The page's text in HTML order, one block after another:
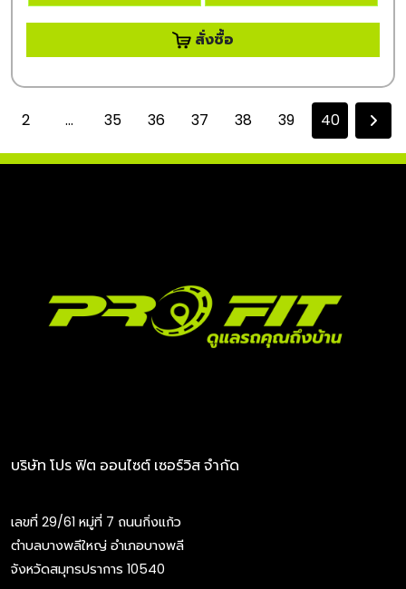
สั่งซื้อ
2 ... 35 36 37 38 39 40
บริษัท โปร ฟิต ออนไซต์ เซอร์วิส จำกัด
เลขที่ 29/61 หมู่ที่ 7 ถนนกิ่งแก้ว
ตำบลบางพลีใหญ่ อำเภอบางพลี
จังหวัดสมุทรปราการ 10540